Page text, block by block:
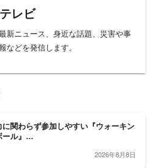
レビ
新ニュース、身近な話題、災害や事
などを発信します。
に関わらず参加しやすい『ウォーキン
ール』…
2026年8月8日